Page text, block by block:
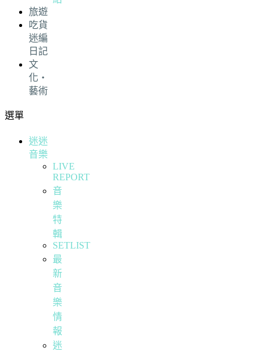
旅遊
吃貨
迷編
日記
文
化・
藝術
選單
迷迷
音樂
LIVE
REPORT
音
樂
特
輯
SETLIST
最
新
音
樂
情
報
迷